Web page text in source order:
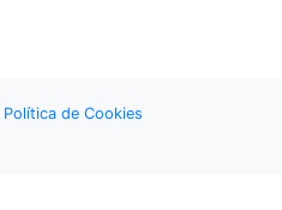
Política de Cookies